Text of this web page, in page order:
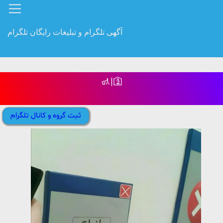
آگهی تلگرام و تبلیغات رایگان تلگرام
🚮|🛐
ثبت گروه و کانال تلگرام